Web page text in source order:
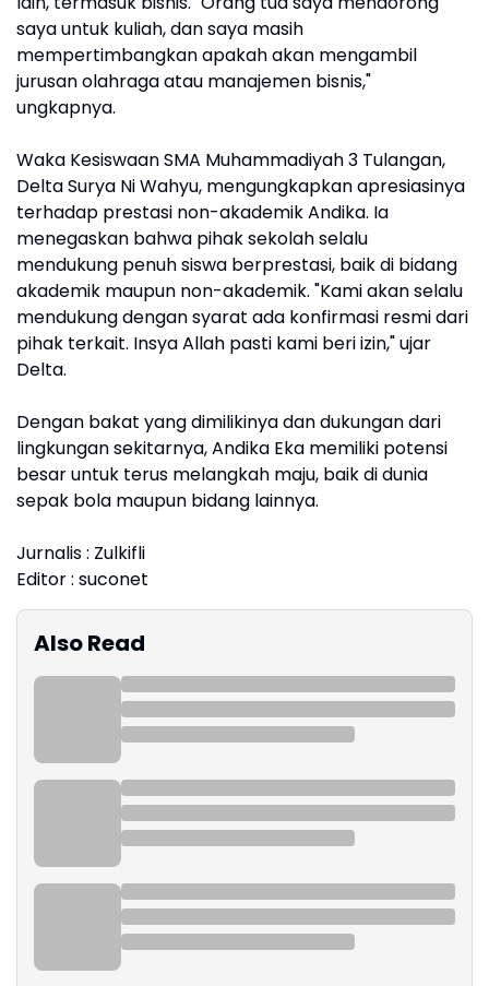
saya untuk kuliah, dan saya masih
mempertimbangkan apakah akan mengambil
jurusan olahraga atau manajemen bisnis,"
ungkapnya.
Waka Kesiswaan SMA Muhammadiyah 3 Tulangan,
Delta Surya Ni Wahyu, mengungkapkan apresiasinya
terhadap prestasi non-akademik Andika. Ia
menegaskan bahwa pihak sekolah selalu
mendukung penuh siswa berprestasi, baik di bidang
akademik maupun non-akademik. "Kami akan selalu
mendukung dengan syarat ada konfirmasi resmi dari
pihak terkait. Insya Allah pasti kami beri izin," ujar
Delta.
Dengan bakat yang dimilikinya dan dukungan dari
lingkungan sekitarnya, Andika Eka memiliki potensi
besar untuk terus melangkah maju, baik di dunia
sepak bola maupun bidang lainnya.
Jurnalis : Zulkifli
Editor : suconet
Also Read